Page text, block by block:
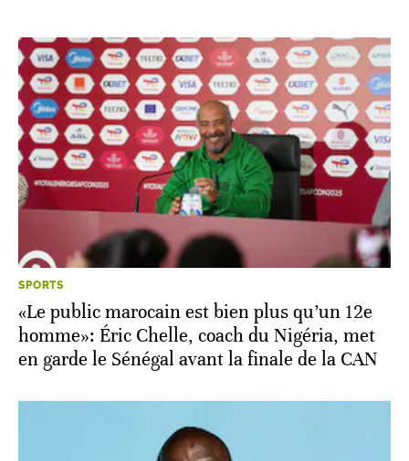
SPORTS
«Le public marocain est bien plus qu’un 12e
homme»: Éric Chelle, coach du Nigéria, met
en garde le Sénégal avant la finale de la CAN